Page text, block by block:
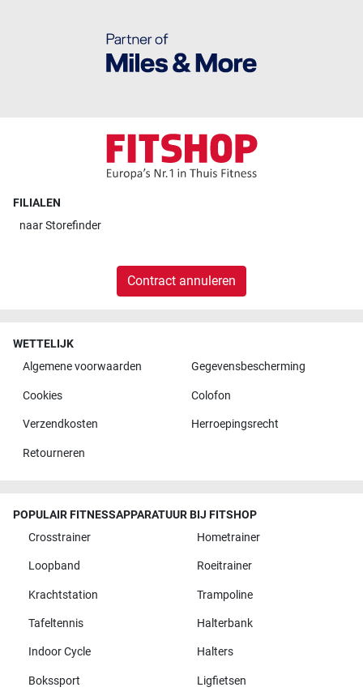
FILIALEN
naarStorefinder
Contract annuleren
WETTELIJK
Algemene voorwaarden
Gegevensbescherming
Cookies Colofon
Verzendkosten Herroepingsrecht
Retourneren
POPULAIR FITNESSAPPARATUUR BIJ FITSHOP
Crosstrainer
Hometrainer
Loopband Roeitrainer
Krachtstation Trampoline
Tafeltennis Halterbank
Indoor Cycle Halters
Bokssport Ligfietsen